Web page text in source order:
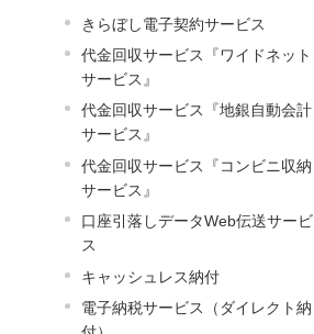
きらぼし電子契約サービス
代金回収サービス『ワイドネット
サービス』
代金回収サービス『地銀自動会計
サービス』
代金回収サービス『コンビニ収納
サービス』
口座引落しデータWeb伝送サービ
ス
キャッシュレス納付
電子納税サービス（ダイレクト納